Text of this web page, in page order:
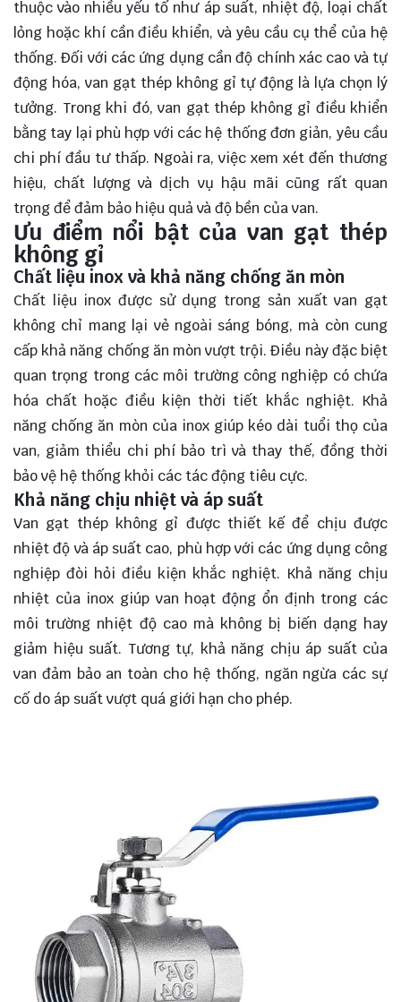
thuộc vào nhiều yếu tố như áp suất, nhiệt độ, loại chất
lỏng hoặc khí cần điều khiển, và yêu cầu cụ thể của hệ
thống. Đối với các ứng dụng cần độ chính xác cao và tự
động hóa, van gạt thép không gỉ tự động là lựa chọn lý
tưởng. Trong khi đó, van gạt thép không gỉ điều khiển
bằng tay lại phù hợp với các hệ thống đơn giản, yêu cầu
chi phí đầu tư thấp. Ngoài ra, việc xem xét đến thương
hiệu, chất lượng và dịch vụ hậu mãi cũng rất quan
trọng để đảm bảo hiệu quả và độ bền của van.
Ưu điểm nổi bật của van gạt thép
không gỉ
Chất liệu inox và khả năng chống ăn mòn
Chất liệu inox được sử dụng trong sản xuất van gạt
không chỉ mang lại vẻ ngoài sáng bóng, mà còn cung
cấp khả năng chống ăn mòn vượt trội. Điều này đặc biệt
quan trọng trong các môi trường công nghiệp có chứa
hóa chất hoặc điều kiện thời tiết khắc nghiệt. Khả
năng chống ăn mòn của inox giúp kéo dài tuổi thọ của
van, giảm thiểu chi phí bảo trì và thay thế, đồng thời
bảo vệ hệ thống khỏi các tác động tiêu cực.
Khả năng chịu nhiệt và áp suất
Van gạt thép không gỉ được thiết kế để chịu được
nhiệt độ và áp suất cao, phù hợp với các ứng dụng công
nghiệp đòi hỏi điều kiện khắc nghiệt. Khả năng chịu
nhiệt của inox giúp van hoạt động ổn định trong các
môi trường nhiệt độ cao mà không bị biến dạng hay
giảm hiệu suất. Tương tự, khả năng chịu áp suất của
van đảm bảo an toàn cho hệ thống, ngăn ngừa các sự
cố do áp suất vượt quá giới hạn cho phép.